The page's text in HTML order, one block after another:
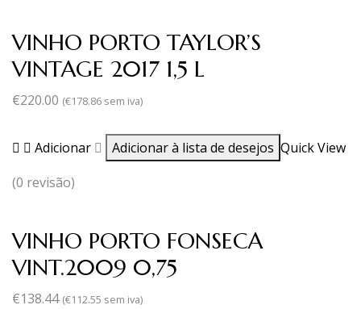
VINHO PORTO TAYLOR’S
VINTAGE 2017 1,5 L
€220.00 (€178.86 sem iva)
Adicionar Adicionar à lista de desejos Quick View
(0 revisão)
VINHO PORTO FONSECA
VINT.2009 0,75
€138.44 (€112.55 sem iva)